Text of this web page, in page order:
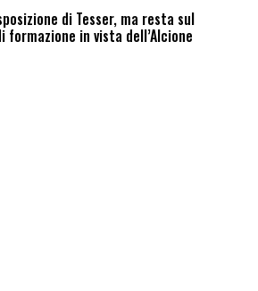
di Tesser, ma resta sul
formazione in vista dell’Alcione